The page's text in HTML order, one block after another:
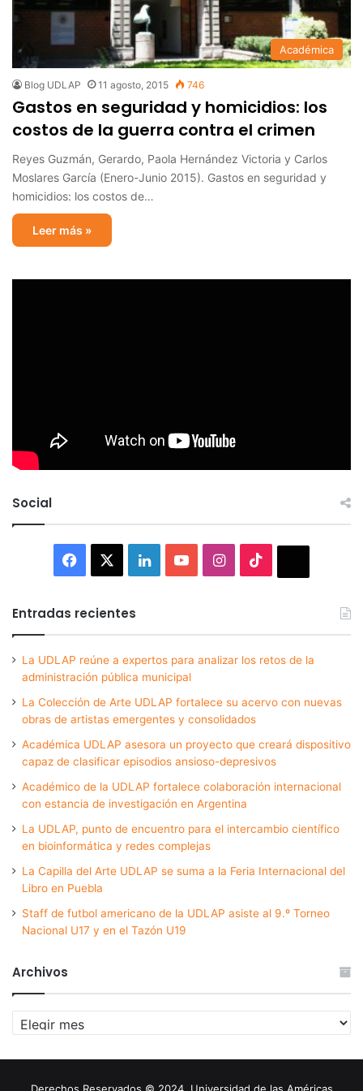
Académica
Blog UDLAP 11 agosto, 2015 746
Gastos en seguridad y homicidios: los
costos de la guerra contra el crimen
Reyes Guzmán, Gerardo, Paola Hernández Victoria y Carlos
Moslares García (Enero-Junio 2015). Gastos en seguridad y
homicidios: los costos de…
Leer más »
Social
Facebook LinkedInYouTubeInstagram
Entradas recientes
La UDLAP reúne a expertos para analizar los retos de la
administración pública municipal
La Colección de Arte UDLAP fortalece su acervo con nuevas
obras de artistas emergentes y consolidados
Académica UDLAP asesora un proyecto que creará dispositivo
capaz de clasificar episodios ansioso-depresivos
Académico de la UDLAP fortalece colaboración internacional
con estancia de investigación en Argentina
La UDLAP, punto de encuentro para el intercambio científico
en bioinformática y redes complejas
La Capilla del Arte UDLAP se suma a la Feria Internacional del
Libro en Puebla
Staff de futbol americano de la UDLAP asiste al 9.º Torneo
Nacional U17 y en el Tazón U19
Archivos
Archivos